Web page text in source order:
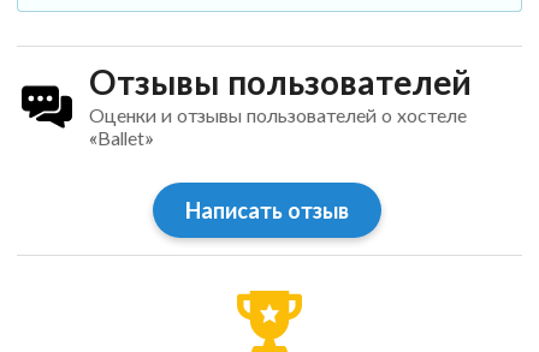
Отзывы пользователей
Оценки и отзывы пользователей о хостеле
«Ballet»
Написать отзыв